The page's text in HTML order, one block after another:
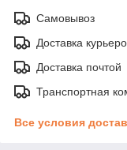
Самовывоз
Доставка
Доставка почтой
Транспортная
Все условия